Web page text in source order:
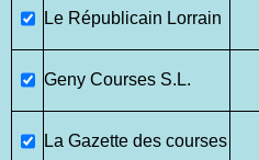
Le Républicain Lorrain
Geny Courses S.L.
La Gazette des courses